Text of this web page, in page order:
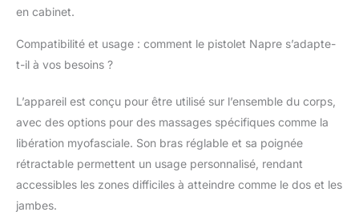
massage des muscles
différentes parties
musculaires; il est
équipé d’un moteur
silencieux sans brosse,
presque 50 fois plus
en cabinet.
Compatibilité et usage : comment le pistolet Napre s’adapte-
t-il à vos besoins ?
L’appareil est conçu pour être utilisé sur l’ensemble du corps,
avec des options pour des massages spécifiques comme la
libération myofasciale. Son bras réglable et sa poignée
rétractable permettent un usage personnalisé, rendant
accessibles les zones difficiles à atteindre comme le dos et les
jambes.